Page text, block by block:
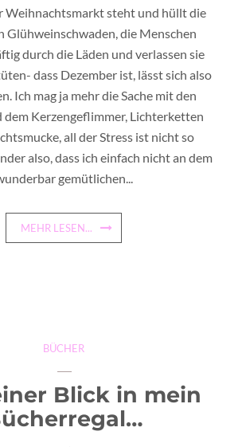
Weihnachtsmarkt steht und hüllt die
Glühweinschwaden, die Menschen
durch die Läden und verlassen sie
dass Dezember ist, lässt sich also
Ich mag ja mehr die Sache mit den
dem Kerzengeflimmer, Lichterketten
all der Stress ist nicht so
also, dass ich einfach nicht an dem
gemütlichen...
MEHR LESEN...
BÜCHER
Blick in mein